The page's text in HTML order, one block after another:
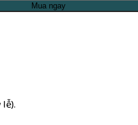
Mua ngay